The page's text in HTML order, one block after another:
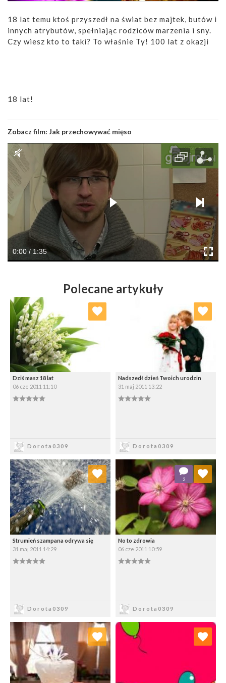
18 lat temu ktoś przyszedł na świat bez majtek, butów i
innych atrybutów, spełniając rodziców marzenia i sny.
Czy wiesz kto to taki? To właśnie Ty! 100 lat z okazji
18 lat!
Zobacz film: Jak przechowywać mięso
0:00 / 1:35
Polecane artykuły
Dziś masz 18 lat
06 cze 2011 11:10
0.00/5
Dorota0309
Dodaj do ulubionych
Wybierz listę:
Nadszedł dzień Twoich urodzin
31 maj 2011 13:22
0.00/5
Dorota0309
Dodaj do ulubionych
Wybierz listę:
Strumień szampana odrywa się
31 maj 2011 14:29
0.00/5
Dorota0309
Dodaj do ulubionych
Wybierz listę:
No to zdrowia
06 cze 2011 10:59
0.00/5
Dorota0309
2
Dodaj do ulubionych
Wybierz listę:
Dodaj do ulubionych
Wybierz listę:
Dodaj do ulubionych
Wybierz listę: